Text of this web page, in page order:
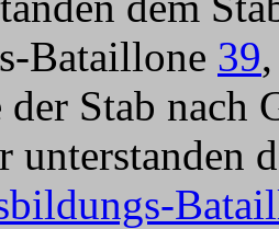
Bataillone 39
der Stab nach
unterstanden